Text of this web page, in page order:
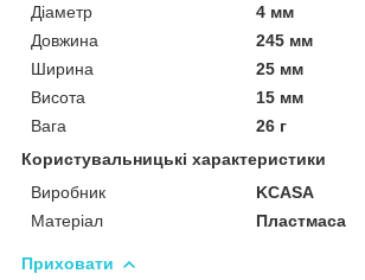
Діаметр
4 мм
Довжина
245 мм
Ширина
25 мм
Висота
15 мм
Вага
26 г
Користувальницькі характеристики
Виробник
KCASA
Матеріал
Пластмаса
Приховати